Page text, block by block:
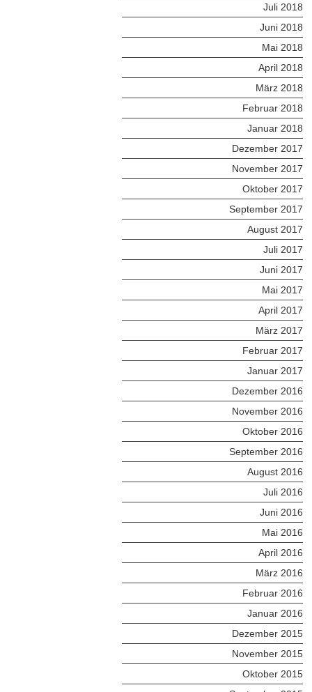
Juli 2018
Juni 2018
Mai 2018
April 2018
März 2018
Februar 2018
Januar 2018
Dezember 2017
November 2017
Oktober 2017
September 2017
August 2017
Juli 2017
Juni 2017
Mai 2017
April 2017
März 2017
Februar 2017
Januar 2017
Dezember 2016
November 2016
Oktober 2016
September 2016
August 2016
Juli 2016
Juni 2016
Mai 2016
April 2016
März 2016
Februar 2016
Januar 2016
Dezember 2015
November 2015
Oktober 2015